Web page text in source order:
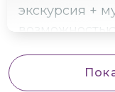
экскурсия +